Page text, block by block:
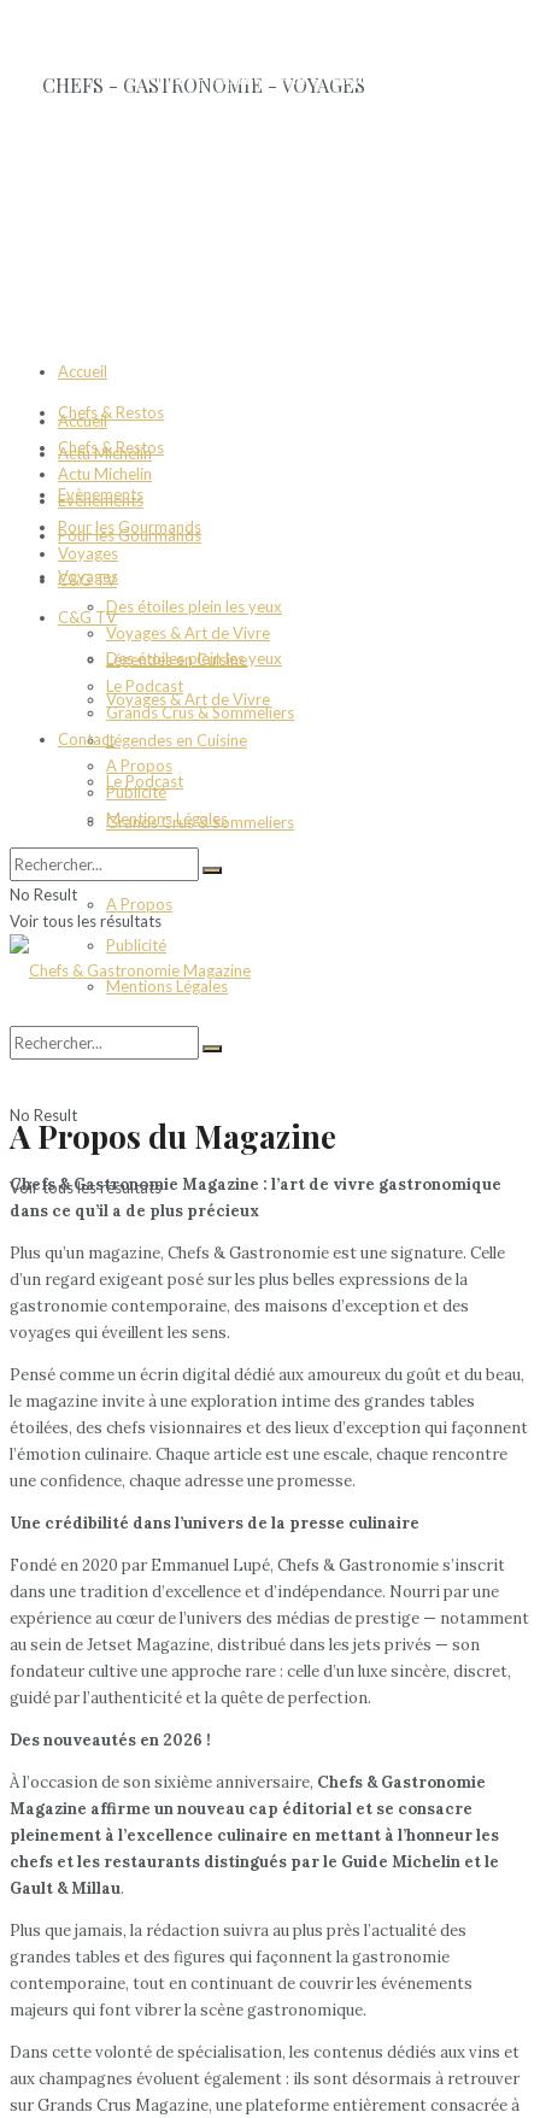
Accueil
Chefs & Restos
Actu Michelin
Evènements
Pour les Gourmands
Voyages
C&G TV
Des étoiles plein les yeux
Voyages & Art de Vivre
Légendes en Cuisine
Le Podcast
Grands Crus & Sommeliers
Contact
A Propos
Publicité
Mentions Légales
Accueil
Chefs & Restos
Actu Michelin
Evènements
Pour les Gourmands
Voyages
C&G TV
Des étoiles plein les yeux
Voyages & Art de Vivre
Légendes en Cuisine
Le Podcast
Grands Crus & Sommeliers
Contact
A Propos
Publicité
Mentions Légales
No Result
Voir tous les résultats
No Result
Voir tous les résultats
A Propos du Magazine
Chefs & Gastronomie Magazine : l’art de vivre gastronomique
dans ce qu’il a de plus précieux
Plus qu’un magazine, Chefs & Gastronomie est une signature. Celle
d’un regard exigeant posé sur les plus belles expressions de la
gastronomie contemporaine, des maisons d’exception et des
voyages qui éveillent les sens.
Pensé comme un écrin digital dédié aux amoureux du goût et du beau,
le magazine invite à une exploration intime des grandes tables
étoilées, des chefs visionnaires et des lieux d’exception qui façonnent
l’émotion culinaire. Chaque article est une escale, chaque rencontre
une confidence, chaque adresse une promesse.
Une crédibilité dans l’univers de la presse culinaire
Fondé en 2020 par Emmanuel Lupé, Chefs & Gastronomie s’inscrit
dans une tradition d’excellence et d’indépendance. Nourri par une
expérience au cœur de l’univers des médias de prestige — notamment
au sein de Jetset Magazine, distribué dans les jets privés — son
fondateur cultive une approche rare : celle d’un luxe sincère, discret,
guidé par l’authenticité et la quête de perfection.
Des nouveautés en 2026 !
À l’occasion de son sixième anniversaire, Chefs & Gastronomie
Magazine affirme un nouveau cap éditorial et se consacre
pleinement à l’excellence culinaire en mettant à l’honneur les
chefs et les restaurants distingués par le Guide Michelin et le
Gault & Millau.
Plus que jamais, la rédaction suivra au plus près l’actualité des
grandes tables et des figures qui façonnent la gastronomie
contemporaine, tout en continuant de couvrir les événements
majeurs qui font vibrer la scène gastronomique.
Dans cette volonté de spécialisation, les contenus dédiés aux vins et
aux champagnes évoluent également : ils sont désormais à retrouver
sur Grands Crus Magazine, une plateforme entièrement consacrée à